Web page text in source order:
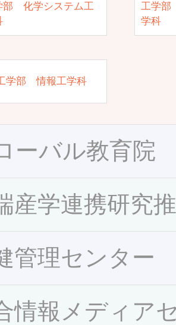
部 化学システム工
工学部
学科
学部 情報工学科
ーバル教育院
産学連携研究
管理センター
情報メディア